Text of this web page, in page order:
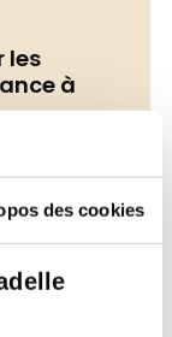
des cookies
les
à